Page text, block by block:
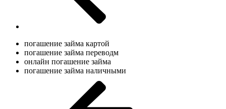
погашение займа картой
погашение займа переводм
онлайн погашение займа
погашение займа наличными